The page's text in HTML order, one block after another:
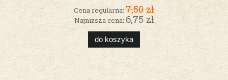
Cena regularna: 7,50 zł
Najniższa cena:6,75 zł
do koszyka